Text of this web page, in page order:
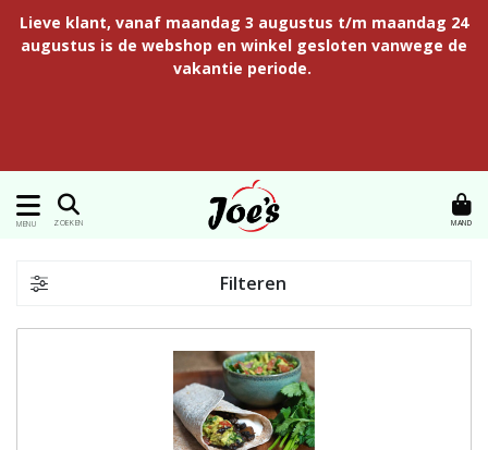
Lieve klant, vanaf maandag 3 augustus t/m maandag 24
augustus is de webshop en winkel gesloten vanwege de
vakantie periode.
MENU ZOEKEN MAND
Filteren